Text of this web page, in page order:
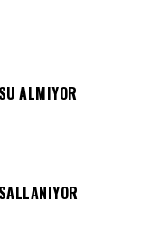
ALMIYOR